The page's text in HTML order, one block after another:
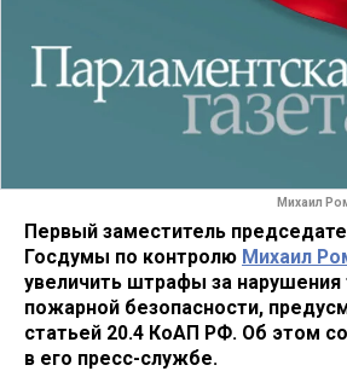
Михаил
Первый заместитель
Госдумы по контролю Михаил
увеличить штрафы за нарушения
пожарной безопасности,
статьей 20.4 КоАП РФ. Об этом
в его пресс-службе.